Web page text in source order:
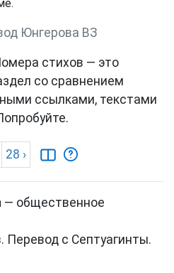
Юнгерова ВЗ
стихов — это
со сравнением
ссылками, текстами
28 ›
— общественное
Перевод с Септуагинты.